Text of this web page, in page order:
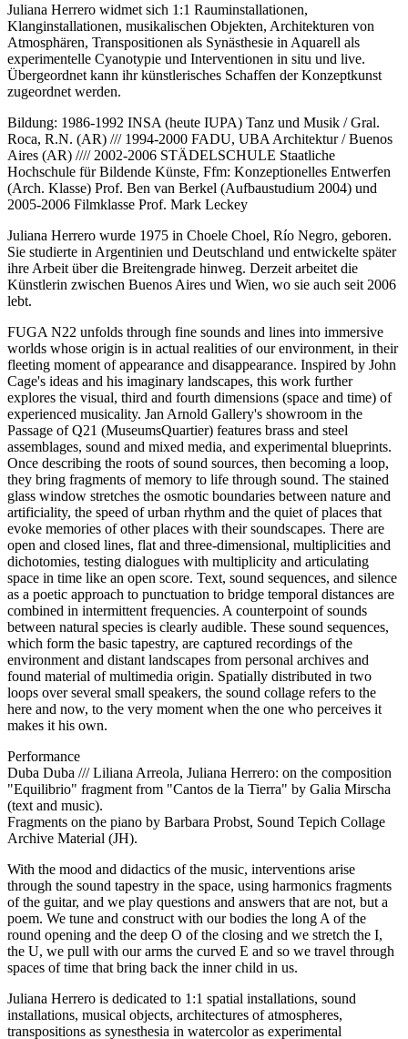
Juliana Herrero widmet sich 1:1 Rauminstallationen,
Klanginstallationen, musikalischen Objekten, Architekturen von
Atmosphären, Transpositionen als Synästhesie in Aquarell als
experimentelle Cyanotypie und Interventionen in situ und live.
Übergeordnet kann ihr künstlerisches Schaffen der Konzeptkunst
zugeordnet werden.
Bildung: 1986-1992 INSA (heute IUPA) Tanz und Musik / Gral.
Roca, R.N. (AR) /// 1994-2000 FADU, UBA Architektur / Buenos
Aires (AR) //// 2002-2006 STÄDELSCHULE Staatliche
Hochschule für Bildende Künste, Ffm: Konzeptionelles Entwerfen
(Arch. Klasse) Prof. Ben van Berkel (Aufbaustudium 2004) und
2005-2006 Filmklasse Prof. Mark Leckey
Juliana Herrero wurde 1975 in Choele Choel, Río Negro, geboren.
Sie studierte in Argentinien und Deutschland und entwickelte später
ihre Arbeit über die Breitengrade hinweg. Derzeit arbeitet die
Künstlerin zwischen Buenos Aires und Wien, wo sie auch seit 2006
lebt.
FUGA N22 unfolds through fine sounds and lines into immersive
worlds whose origin is in actual realities of our environment, in their
fleeting moment of appearance and disappearance. Inspired by John
Cage's ideas and his imaginary landscapes, this work further
explores the visual, third and fourth dimensions (space and time) of
experienced musicality. Jan Arnold Gallery's showroom in the
Passage of Q21 (MuseumsQuartier) features brass and steel
assemblages, sound and mixed media, and experimental blueprints.
Once describing the roots of sound sources, then becoming a loop,
they bring fragments of memory to life through sound. The stained
glass window stretches the osmotic boundaries between nature and
artificiality, the speed of urban rhythm and the quiet of places that
evoke memories of other places with their soundscapes. There are
open and closed lines, flat and three-dimensional, multiplicities and
dichotomies, testing dialogues with multiplicity and articulating
space in time like an open score. Text, sound sequences, and silence
as a poetic approach to punctuation to bridge temporal distances are
combined in intermittent frequencies. A counterpoint of sounds
between natural species is clearly audible. These sound sequences,
which form the basic tapestry, are captured recordings of the
environment and distant landscapes from personal archives and
found material of multimedia origin. Spatially distributed in two
loops over several small speakers, the sound collage refers to the
here and now, to the very moment when the one who perceives it
makes it his own.
Performance
Duba Duba /// Liliana Arreola, Juliana Herrero: on the composition
"Equilibrio" fragment from "Cantos de la Tierra" by Galia Mirscha
(text and music).
Fragments on the piano by Barbara Probst, Sound Tepich Collage
Archive Material (JH).
With the mood and didactics of the music, interventions arise
through the sound tapestry in the space, using harmonics fragments
of the guitar, and we play questions and answers that are not, but a
poem. We tune and construct with our bodies the long A of the
round opening and the deep O of the closing and we stretch the I,
the U, we pull with our arms the curved E and so we travel through
spaces of time that bring back the inner child in us.
Juliana Herrero is dedicated to 1:1 spatial installations, sound
installations, musical objects, architectures of atmospheres,
transpositions as synesthesia in watercolor as experimental